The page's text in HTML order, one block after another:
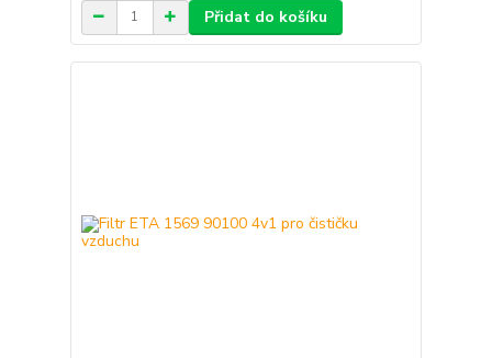
Přidat do košíku